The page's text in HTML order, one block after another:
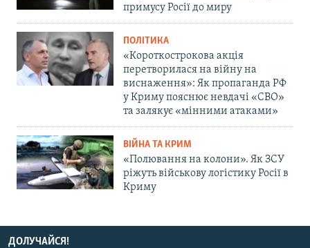
примусу Росії до миру
ПОЛІТИКА
«Короткострокова акція
перетворилася на війну на
виснаження»: Як пропаганда РФ
у Криму пояснює невдачі «СВО»
та залякує «мінними атаками»
ВІЙНА ТА КРИМ
«Полювання на колони». Як ЗСУ
ріжуть військову логістику Росії в
Криму
ДОЛУЧАЙСЯ!